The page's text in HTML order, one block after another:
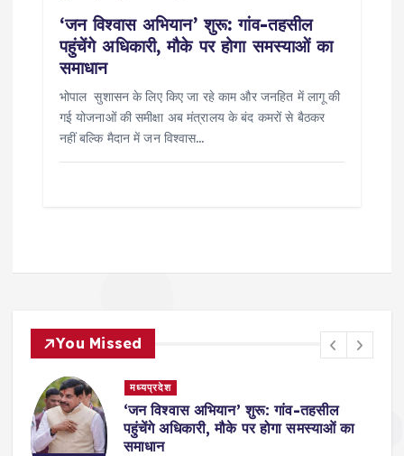
‘जन विश्वास अभियान’ शुरू: गांव-तहसील
पहुंचेंगे अधिकारी, मौके पर होगा समस्याओं का
समाधान
भोपाल सुशासन के लिए किए जा रहे काम और जनहित में लागू की
गई योजनाओं की समीक्षा अब मंत्रालय के बंद कमरों से बैठकर
नहीं बल्कि मैदान में जन विश्वास…
You Missed
मध्यप्रदेश
‘जन विश्वास अभियान’ शुरू: गांव-तहसील
पहुंचेंगे अधिकारी, मौके पर होगा समस्याओं का
समाधान